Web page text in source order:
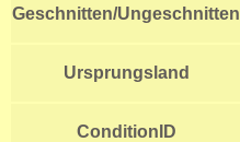
Geschnitten/Ungeschnitten
Ursprungsland
ConditionID